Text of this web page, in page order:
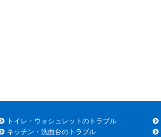
トイレ・ウォシュレットのトラブル
キッチン・洗面台のトラブル